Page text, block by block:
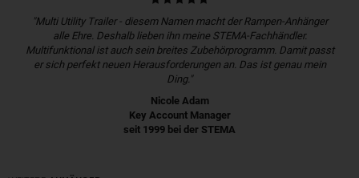
"Multi Utility Trailer - diesem Namen macht der Rampen-Anhänger
alle Ehre. Deshalb lieben ihn meine STEMA-Fachhändler.
Multifunktional ist auch sein breites Zubehörprogramm. Damit passt
er sich perfekt neuen Herausforderungen an. Das ist genau mein
Ding."
Nicole Adam
Key Account Manager
seit 1999 bei der STEMA